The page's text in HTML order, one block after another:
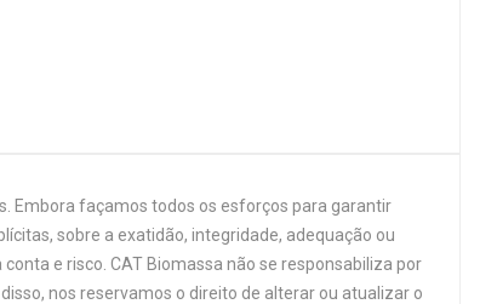
Embora façamos todos os esforços para garantir
sobre a exatidão, integridade, adequação ou
e risco. CAT Biomassa não se responsabiliza por
nos reservamos o direito de alterar ou atualizar o